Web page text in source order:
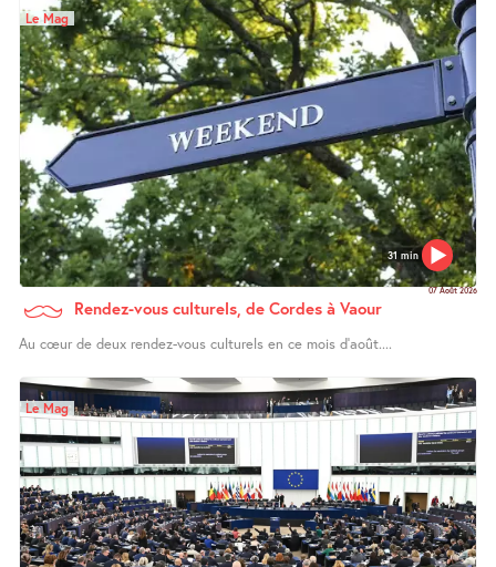
31 min
Le Mag
07 Août 2026
Rendez-vous culturels, de Cordes à Vaour
Au cœur de deux rendez-vous culturels en ce mois d’août....
Le Mag